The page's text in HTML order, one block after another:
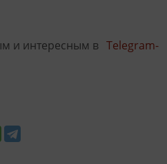
и интересным в Telegram-